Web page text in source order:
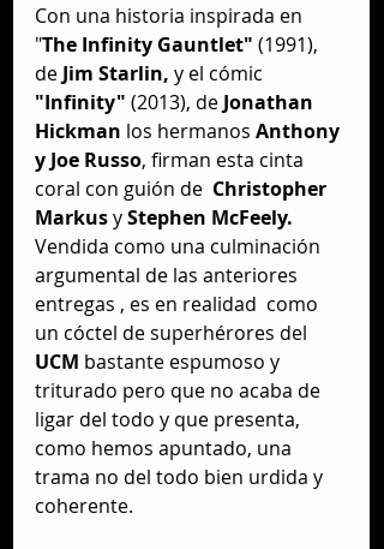
Con una historia inspirada en
"The Infinity Gauntlet" (1991),
de Jim Starlin, y el cómic
"Infinity" (2013), de Jonathan
Hickman los hermanos Anthony
y Joe Russo, firman esta cinta
coral con guión de Christopher
Markus y Stephen McFeely.
Vendida como una culminación
argumental de las anteriores
entregas , es en realidad  como
un cóctel de superhérores del
UCM bastante espumoso y
triturado pero que no acaba de
ligar del todo y que presenta,
como hemos apuntado, una
trama no del todo bien urdida y
coherente.